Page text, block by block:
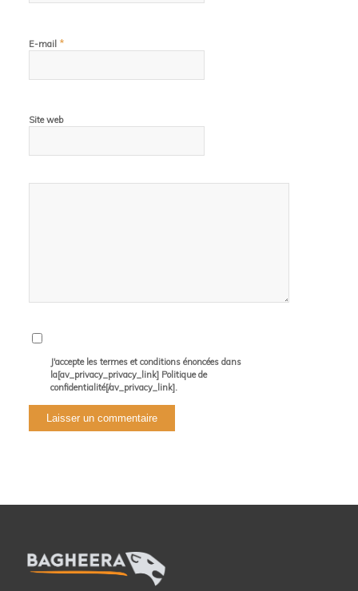
E-mail *
Site web
J'accepte les termes et conditions énoncées dans
la[av_privacy_privacy_link] Politique de
confidentialité[/av_privacy_link].